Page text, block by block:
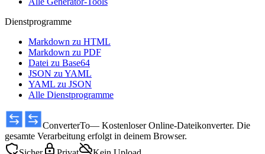
Dienstprogramme
Markdown zu HTML
Markdown zu PDF
Datei zu Base64
JSON zu YAML
YAML zu JSON
Alle Dienstprogramme
ConverterTo— Kostenloser Online-Dateikonverter. Die
gesamte Verarbeitung erfolgt in deinem Browser.